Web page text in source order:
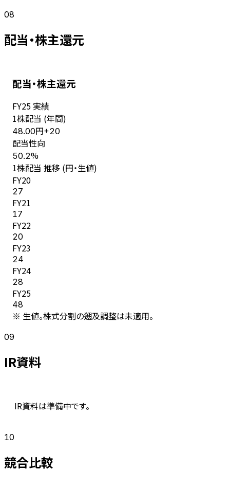
08
配当・株主還元
配当・株主還元
FY25 実績
1株配当 (年間)
48.00円+20
配当性向
50.2%
1株配当 推移 (円・生値)
FY20
27
FY21
17
FY22
20
FY23
24
FY24
28
FY25
48
※ 生値。株式分割の遡及調整は未適用。
09
IR資料
IR資料は準備中です。
10
競合比較